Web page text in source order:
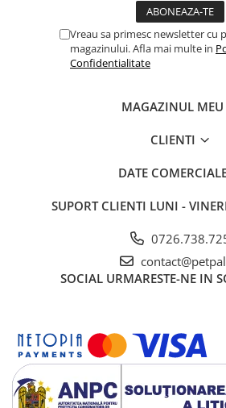
Vreau sa primesc newsletter cu
magazinului. Afla mai multe in
Confidentialitate
MAGAZINUL MEU
CLIENTI
DATE
SUPORT CLIENTI LUNI -
SOCIAL URMARESTE-NE IN